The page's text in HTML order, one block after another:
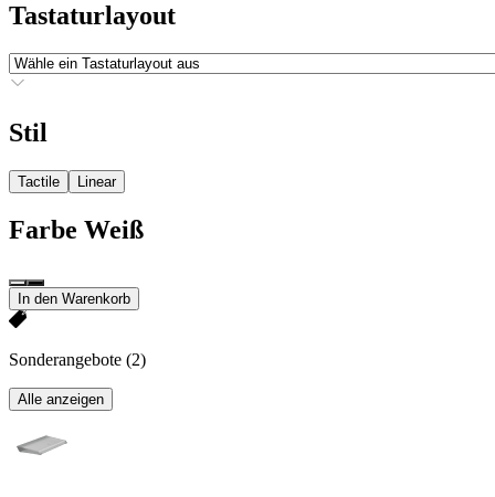
Tastaturlayout
Stil
Tactile Linear
Farbe Weiß
In den Warenkorb
Sonderangebote (2)
Alle anzeigen